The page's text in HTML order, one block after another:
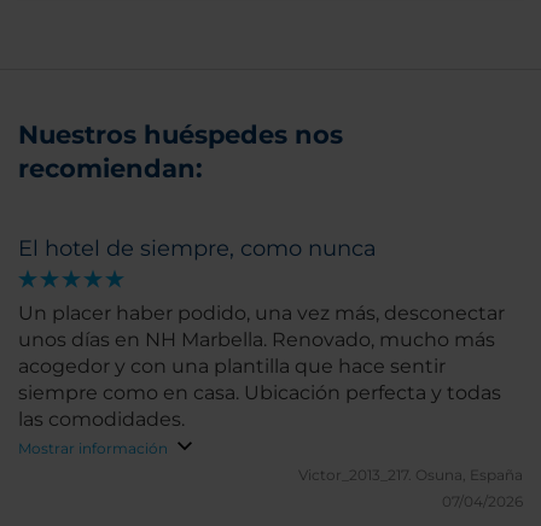
Nuestros huéspedes nos
recomiendan:
El hotel de siempre, como nunca
Un placer haber podido, una vez más, desconectar
unos días en NH Marbella. Renovado, mucho más
acogedor y con una plantilla que hace sentir
siempre como en casa. Ubicación perfecta y todas
las comodidades.
Mostrar información
Victor_2013_217. Osuna, España
07/04/2026